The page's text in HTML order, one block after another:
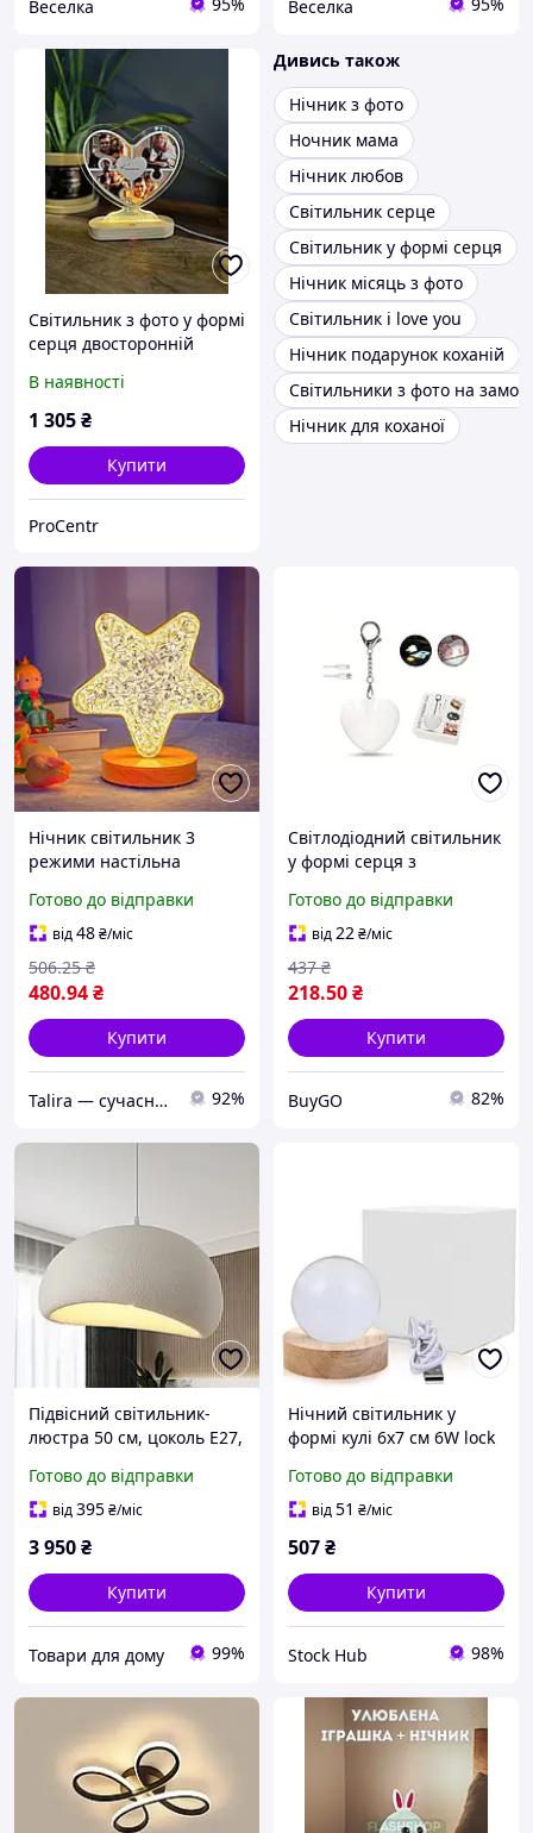
Веселка Веселка
Світильник з фото у формі
серця двосторонній
В наявності
1 305₴
Купити
ProCentr
Дивись також
Нічник з фото
Ночник мама
Нічник любов
Світильник серце
Світильник у формі серця
Нічник місяць з фото
Світильник i love you
Нічник подарунок коханій
Світильники з фото на
Нічник для коханої
Нічник світильник 3
режими настільна
формі зірки Creatice Table
Lamp від Panda Toys
Готово до відправки
від48₴/міс
480.94₴
506.25 ₴
Купити
Talira — сучасний онлайн-магазин. Відправка Новою Поштою по Україні. 92%
Світлодіодний світильник
у формі серця з
декору кімнати та
створення романтичної
атмосфери
Готово до відправки
від22₴/міс
218.50₴
437 ₴
Купити
BuyGO 82%
Підвісний світильник-
люстра 50 см, цоколь E27,
формі пташиного гнізда в
стилі вабі-сабі
Готово до відправки
від395₴/міс
3 950₴
Купити
Товари для дому 99%
Нічний світильник у
формі кулі 6х7 см 6W lock
кришталевої кулі з
пультом керування
Готово до відправки
від51 ₴/міс
507₴
Купити
Stock Hub 98%